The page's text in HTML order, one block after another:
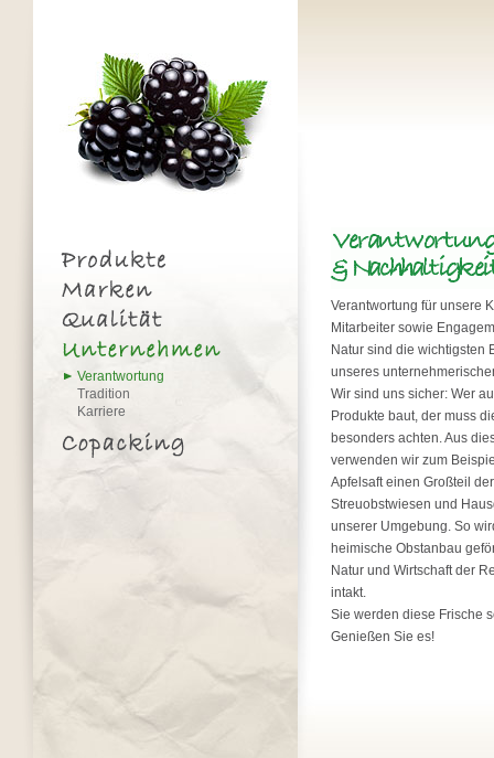
Verantwortung
Tradition
Karriere
Verantwortung für unsere
Mitarbeiter sowie
Natur sind die wichtigsten
unseres
Wir sind uns sicher: Wer
Produkte baut, der muss
besonders achten. Aus
verwenden wir zum
Apfelsaft einen Großteil
Streuobstwiesen und
unserer Umgebung. So
heimische Obstanbau
Natur und Wirtschaft der
intakt.
Sie werden diese Frische
Genießen Sie es!